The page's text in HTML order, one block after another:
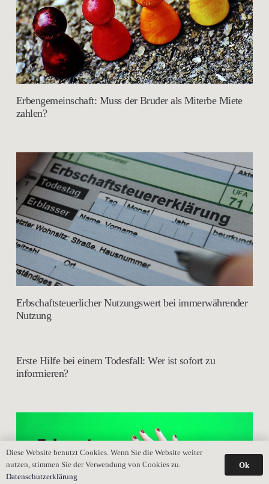
Erbengemeinschaft: Muss der Bruder als Miterbe Miete
zahlen?
Erbschaftsteuerlicher Nutzungswert bei immerwährender
Nutzung
Erste Hilfe bei einem Todesfall: Wer ist sofort zu
informieren?
Diese Website benutzt Cookies. Wenn Sie die Website weiter
nutzen, stimmen Sie der Verwendung von Cookies zu.
Datenschutzerklärung
Ok